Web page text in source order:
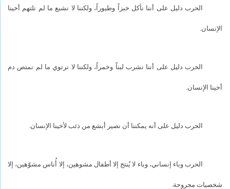
الحرب دليل على أننا نأكل خبزاً وطيوراً، ولكننا لا نشبع ما لم نلتهم أخينا
الإنسان.
الحرب دليل على أننا نشرب لبناً وخمراً، ولكننا لا نرتوي ما لم نمتص دم
أخينا الإنسان.
الحرب دليل على أنه يمكننا أن نصير أبشع من ذئب لأخينا الإنسان.
الحرب وباء إنساني، وباء لا يُنتج إلا أطفال مشوهين، إلا أُناس مشوّهين، إلا
شخصيات مجروحة.